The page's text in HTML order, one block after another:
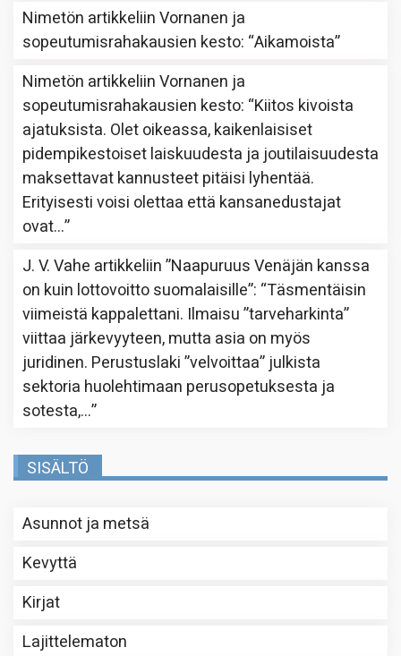
Nimetön artikkeliinVornanen ja
sopeutumisrahakausien kesto: “Aikamoista”
Nimetön artikkeliinVornanen ja
sopeutumisrahakausien kesto: “Kiitos kivoista
ajatuksista. Olet oikeassa, kaikenlaisiset
pidempikestoiset laiskuudesta ja joutilaisuudesta
maksettavat kannusteet pitäisi lyhentää.
Erityisesti voisi olettaa että kansanedustajat
ovat…”
J. V. Vahe artikkeliin”Naapuruus Venäjän kanssa
on kuin lottovoitto suomalaisille”: “Täsmentäisin
viimeistä kappalettani. Ilmaisu ”tarveharkinta”
viittaa järkevyyteen, mutta asia on myös
juridinen. Perustuslaki ”velvoittaa” julkista
sektoria huolehtimaan perusopetuksesta ja
sotesta,…”
SISÄLTÖ
Asunnot ja metsä
Kevyttä
Kirjat
Lajittelematon